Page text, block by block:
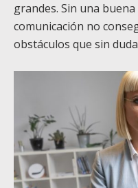
grandes. Sin una
comunicación no
obstáculos que sin